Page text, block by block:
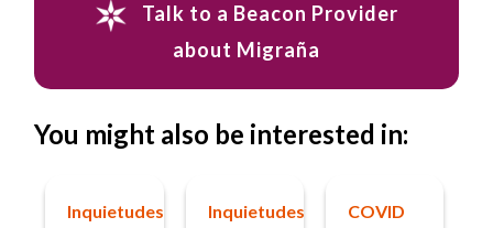
Talk to a Beacon Provider
about Migraña
You might also be interested in:
Inquietudes
Inquietudes
COVID